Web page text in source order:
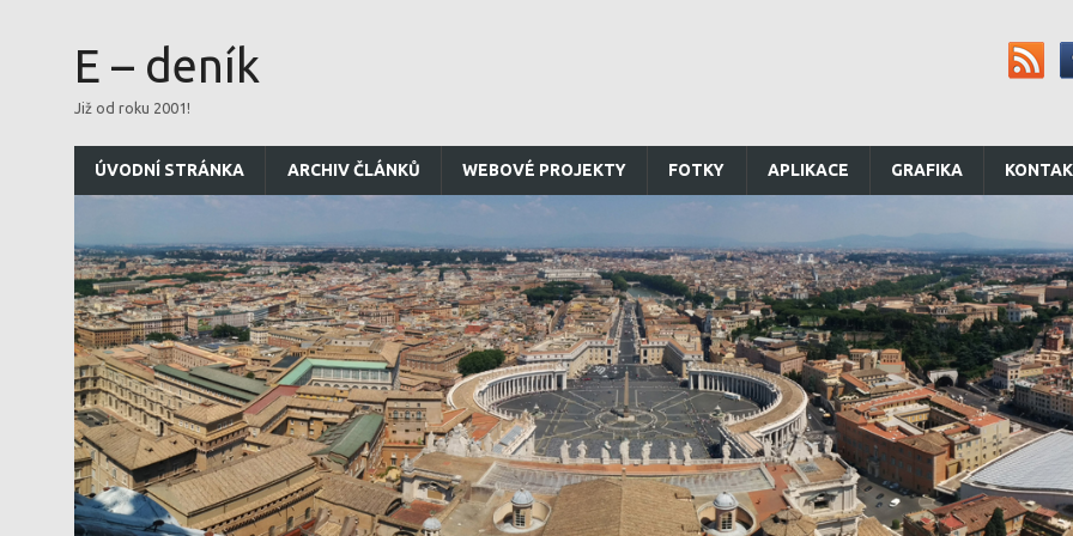
E – deník
Již od roku 2001!
ÚVODNÍ STRÁNKA ARCHIV ČLÁNKŮ WEBOVÉ PROJEKTY FOTKY APLIKACE GRAFIKA